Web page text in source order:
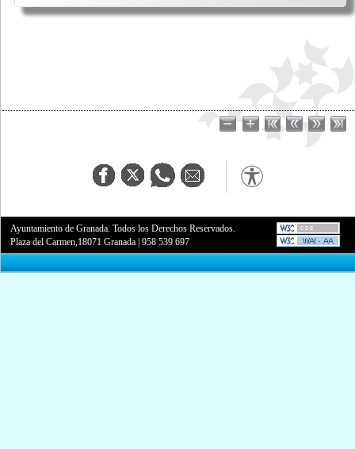
Ayuntamiento de Granada. Todos los Derechos Reservados.
Plaza del Carmen,18071 Granada |958 539 697